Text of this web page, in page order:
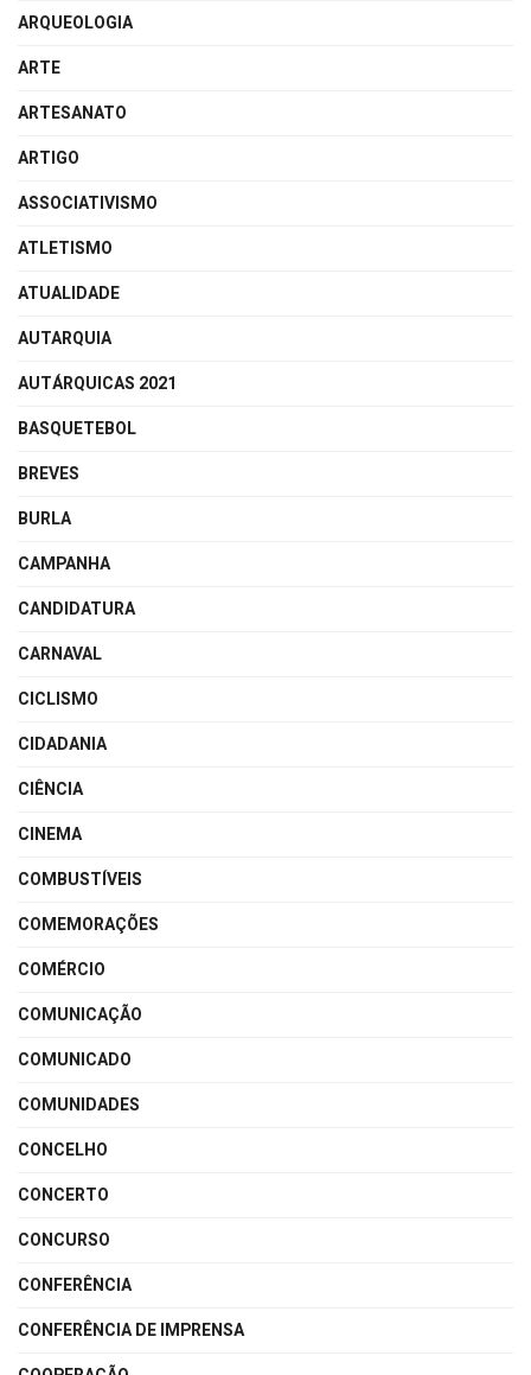
ARQUEOLOGIA
ARTE
ARTESANATO
ARTIGO
ASSOCIATIVISMO
ATLETISMO
ATUALIDADE
AUTARQUIA
AUTÁRQUICAS 2021
BASQUETEBOL
BREVES
BURLA
CAMPANHA
CANDIDATURA
CARNAVAL
CICLISMO
CIDADANIA
CIÊNCIA
CINEMA
COMBUSTÍVEIS
COMEMORAÇÕES
COMÉRCIO
COMUNICAÇÃO
COMUNICADO
COMUNIDADES
CONCELHO
CONCERTO
CONCURSO
CONFERÊNCIA
CONFERÊNCIA DE IMPRENSA